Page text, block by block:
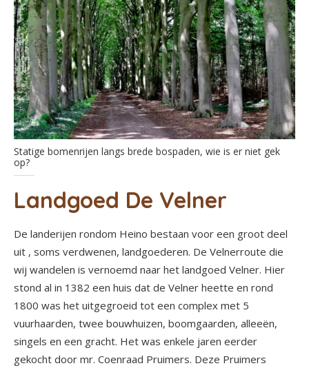
Statige bomenrijen langs brede bospaden, wie is er niet gek
op?
Landgoed De Velner
De landerijen rondom Heino bestaan voor een groot deel
uit , soms verdwenen, landgoederen. De Velnerroute die
wij wandelen is vernoemd naar het landgoed Velner. Hier
stond al in 1382 een huis dat de Velner heette en rond
1800 was het uitgegroeid tot een complex met 5
vuurhaarden, twee bouwhuizen, boomgaarden, alleeën,
singels en een gracht. Het was enkele jaren eerder
gekocht door mr. Coenraad Pruimers. Deze Pruimers